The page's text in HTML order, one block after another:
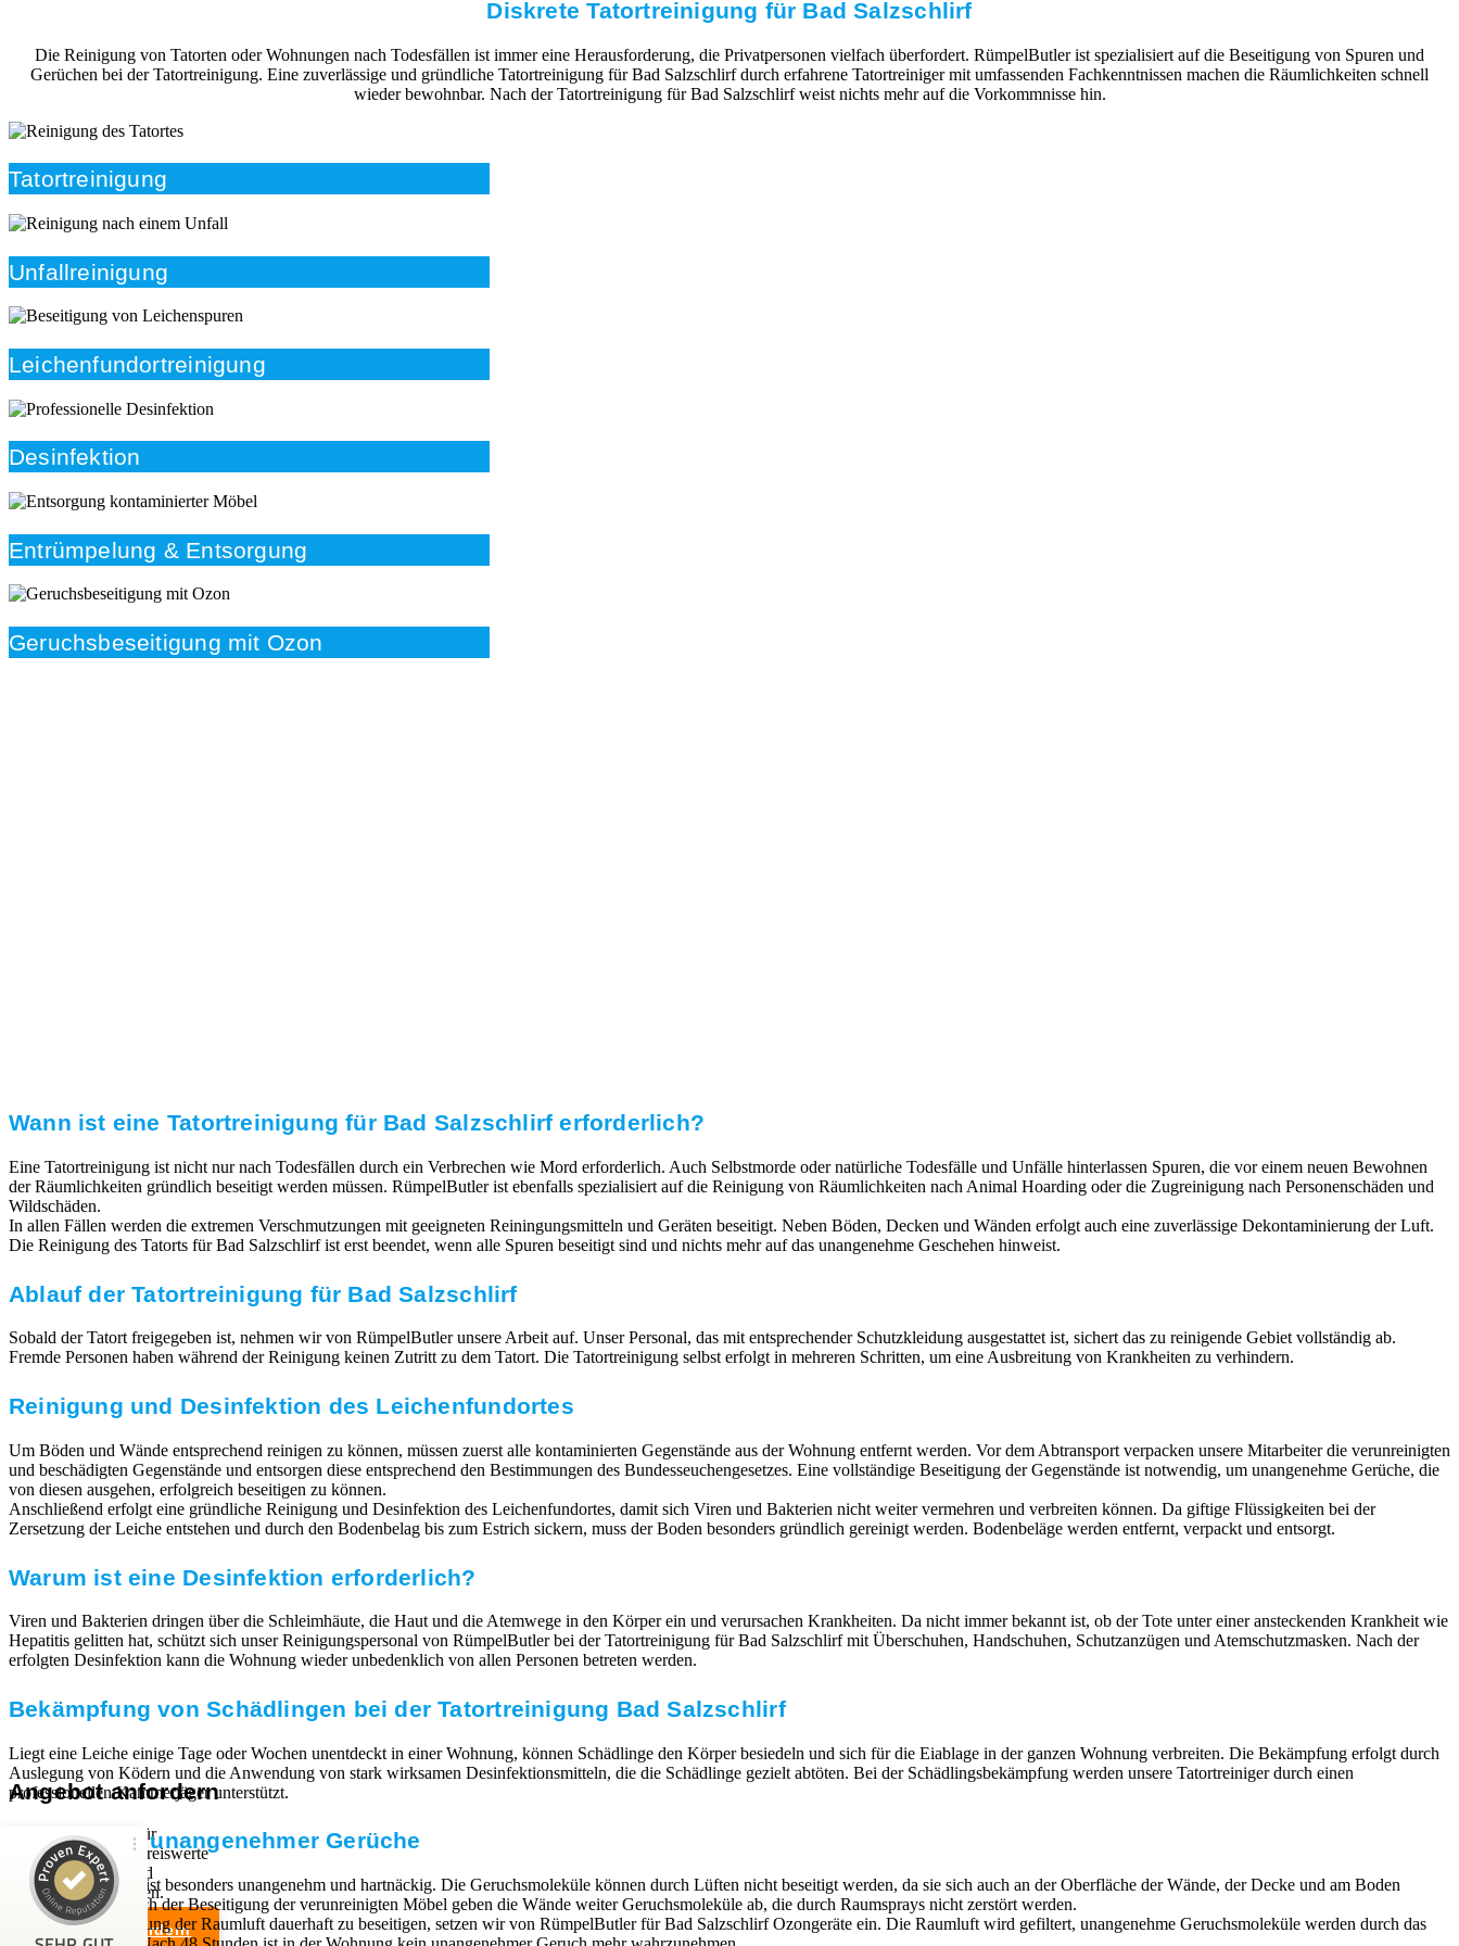
Diskrete Tatortreinigung für Bad Salzschlirf
Die Reinigung von Tatorten oder Wohnungen nach Todesfällen ist immer eine Herausforderung, die Privatpersonen vielfach überfordert. RümpelButler ist spezialisiert auf die Beseitigung von Spuren und
Gerüchen bei der Tatortreinigung. Eine zuverlässige und gründliche Tatortreinigung für Bad Salzschlirf durch erfahrene Tatortreiniger mit umfassenden Fachkenntnissen machen die Räumlichkeiten schnell
wieder bewohnbar. Nach der Tatortreinigung für Bad Salzschlirf weist nichts mehr auf die Vorkommnisse hin.
Tatortreinigung
Unfallreinigung
Leichenfundortreinigung
Desinfektion
Entrümpelung & Entsorgung
Geruchsbeseitigung mit Ozon
Wann ist eine Tatortreinigung für Bad Salzschlirf erforderlich?
Eine Tatortreinigung ist nicht nur nach Todesfällen durch ein Verbrechen wie Mord erforderlich. Auch Selbstmorde oder natürliche Todesfälle und Unfälle hinterlassen Spuren, die vor einem neuen Bewohnen
der Räumlichkeiten gründlich beseitigt werden müssen. RümpelButler ist ebenfalls spezialisiert auf die Reinigung von Räumlichkeiten nach Animal Hoarding oder die Zugreinigung nach Personenschäden und
Wildschäden.
In allen Fällen werden die extremen Verschmutzungen mit geeigneten Reiningungsmitteln und Geräten beseitigt. Neben Böden, Decken und Wänden erfolgt auch eine zuverlässige Dekontaminierung der Luft.
Die Reinigung des Tatorts für Bad Salzschlirf ist erst beendet, wenn alle Spuren beseitigt sind und nichts mehr auf das unangenehme Geschehen hinweist.
Ablauf der Tatortreinigung für Bad Salzschlirf
Sobald der Tatort freigegeben ist, nehmen wir von RümpelButler unsere Arbeit auf. Unser Personal, das mit entsprechender Schutzkleidung ausgestattet ist, sichert das zu reinigende Gebiet vollständig ab.
Fremde Personen haben während der Reinigung keinen Zutritt zu dem Tatort. Die Tatortreinigung selbst erfolgt in mehreren Schritten, um eine Ausbreitung von Krankheiten zu verhindern.
Reinigung und Desinfektion des Leichenfundortes
Um Böden und Wände entsprechend reinigen zu können, müssen zuerst alle kontaminierten Gegenstände aus der Wohnung entfernt werden. Vor dem Abtransport verpacken unsere Mitarbeiter die verunreinigten
und beschädigten Gegenstände und entsorgen diese entsprechend den Bestimmungen des Bundesseuchengesetzes. Eine vollständige Beseitigung der Gegenstände ist notwendig, um unangenehme Gerüche, die
von diesen ausgehen, erfolgreich beseitigen zu können.
Anschließend erfolgt eine gründliche Reinigung und Desinfektion des Leichenfundortes, damit sich Viren und Bakterien nicht weiter vermehren und verbreiten können. Da giftige Flüssigkeiten bei der
Zersetzung der Leiche entstehen und durch den Bodenbelag bis zum Estrich sickern, muss der Boden besonders gründlich gereinigt werden. Bodenbeläge werden entfernt, verpackt und entsorgt.
Warum ist eine Desinfektion erforderlich?
Viren und Bakterien dringen über die Schleimhäute, die Haut und die Atemwege in den Körper ein und verursachen Krankheiten. Da nicht immer bekannt ist, ob der Tote unter einer ansteckenden Krankheit wie
Hepatitis gelitten hat, schützt sich unser Reinigungspersonal von RümpelButler bei der Tatortreinigung für Bad Salzschlirf mit Überschuhen, Handschuhen, Schutzanzügen und Atemschutzmasken. Nach der
erfolgten Desinfektion kann die Wohnung wieder unbedenklich von allen Personen betreten werden.
Bekämpfung von Schädlingen bei der Tatortreinigung Bad Salzschlirf
Liegt eine Leiche einige Tage oder Wochen unentdeckt in einer Wohnung, können Schädlinge den Körper besiedeln und sich für die Eiablage in der ganzen Wohnung verbreiten. Die Bekämpfung erfolgt durch
Auslegung von Ködern und die Anwendung von stark wirksamen Desinfektionsmitteln, die die Schädlinge gezielt abtöten. Bei der Schädlingsbekämpfung werden unsere Tatortreiniger durch einen
professionellen Kammerjäger unterstützt.
Beseitigung unangenehmer Gerüche
Der Leichengeruch ist besonders unangenehm und hartnäckig. Die Geruchsmoleküle können durch Lüften nicht beseitigt werden, da sie sich auch an der Oberfläche der Wände, der Decke und am Boden
festsetzen. Auch nach der Beseitigung der verunreinigten Möbel geben die Wände weiter Geruchsmoleküle ab, die durch Raumsprays nicht zerstört werden.
Um die Verunreinigung der Raumluft dauerhaft zu beseitigen, setzen wir von RümpelButler für Bad Salzschlirf Ozongeräte ein. Die Raumluft wird gefiltert, unangenehme Geruchsmoleküle werden durch das
Angebot anfordern
Wir sind Experten für
professionelle und preiswerte
Entrümpelungen und
Haushaltsauflösungen.
Angebot anfordern
Kundenbewertungen und Erfahrungen zu
RümpelButler